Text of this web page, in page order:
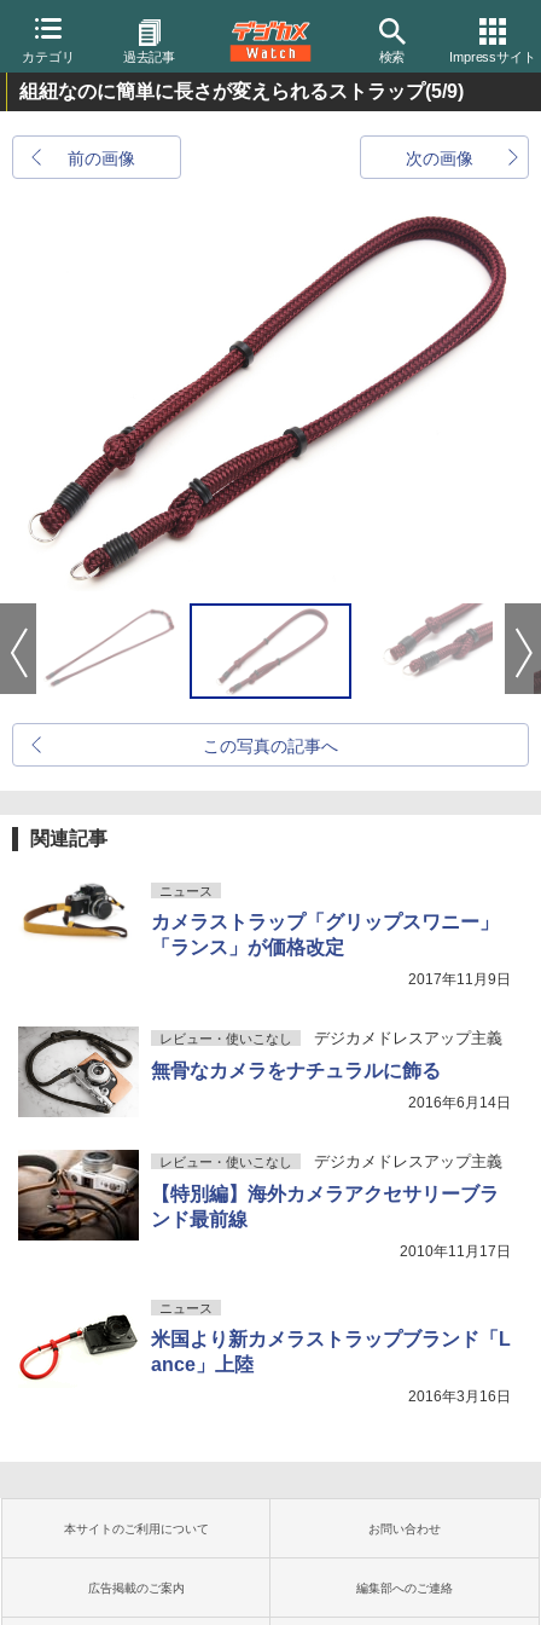
カテゴリ 過去記事 検索 Impressサイト
組紐なのに簡単に長さが変えられるストラップ(5/9)
前の画像 次の画像
この写真の記事へ
関連記事
ニュース
カメラストラップ「グリップスワニー」
「ランス」が価格改定
2017年11月9日
レビュー・使いこなし デジカメドレスアップ主義
無骨なカメラをナチュラルに飾る
2016年6月14日
レビュー・使いこなし デジカメドレスアップ主義
【特別編】海外カメラアクセサリーブラ
ンド最前線
2010年11月17日
ニュース
米国より新カメラストラップブランド「L
ance」上陸
2016年3月16日
本サイトのご利用について お問い合わせ
広告掲載のご案内 編集部へのご連絡